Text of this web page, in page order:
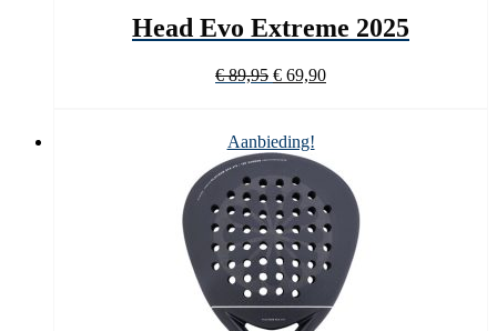
Head Evo Extreme 2025
€89,95 Oorspronkelijke
€ 89,95.
€ 69,90Huidige
Aanbieding!